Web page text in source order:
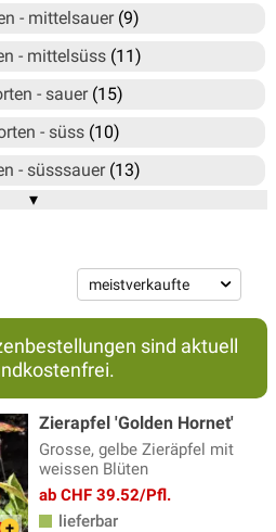
- mittelsauer(9)
- mittelsüss(11)
- sauer(15)
- süss(10)
- süsssauer(13)
- Bionda®
(13)
Äpfel(20)
Äpfel - Redloves® (7)
(7)
- Malini (11)
Äpfeln - Redini®
(18)
▾
sind aktuell
Zierapfel 'Golden Hornet'
Grosse, gelbe Zieräpfel mit
weissen Blüten
ab CHF 39.52/Pfl.
lieferbar